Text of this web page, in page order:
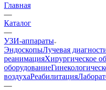
Главная
—
Каталог
—
УЗИ-аппараты
ЭндоскопыЛучевая
реанимацияХирургическое
оборудование
воздухаРеабилитация
—